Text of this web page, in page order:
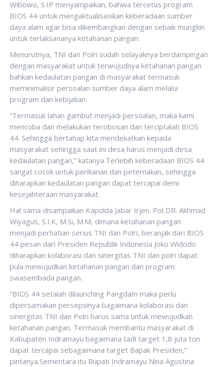
Wibowo, S.IP menyampaikan, bahwa tercetus program
BIOS 44 untuk mengaktualisasikan keberadaan sumber
daya alam agar bisa dikembangkan dengan sebaik mungkin
untuk terlaksananya ketahanan pangan.
Menurutnya, TNI dan Polri sudah selayaknya berdampingan
dengan masyarakat untuk terwujudnya ketahanan pangan
bahkan kedaulatan pangan di masyarakat termasuk
meminimalisir persoalan sumber daya alam melalui
program dan kebijakan.
“Termasuk lahan gambut menjadi persoalan, maka kami
mencoba dan melakukan terobosan dan terciptalah BIOS
44. Sehingga bertahap kita mendekatkan kepada
masyarakat sehingga saat ini desa harus menjadi desa
kedaulatan pangan,” katanya.Terlebih keberadaan BIOS 44
sangat cocok untuk perikanan dan peternakan, sehingga
diharapkan kedaulatan pangan dapat tercapai demi
kesejahteraan masyarakat.
Hal sama disampaikan Kapolda Jabar Irjen. Pol DR. Akhmad
Wiyagus, S.I.K, M.Si, M.M, dimana ketahanan pangan
menjadi perhatian serius TNI dan Polri, beranjak dari BIOS
44 pesan dari Presiden Republik Indonesia Joko Widodo
diharapkan kolaborasi dan sinergitas TNI dan polri dapat
pula mewujudkan ketahanan pangan dan program
swasembada pangan.
“BIOS 44 setalah dilaunching Pangdam maka perlu
dipersamakan persepsinya bagaimana kolaborasi dan
sinergitas TNI dan Polri harus sama untuk mewujudkan
ketahanan pangan. Termasuk membantu masyarakat di
Kabupaten Indramayu bagaimana tadi target 1,8 juta ton
dapat tercapai sebagaimana target Bapak Presiden,”
pintanya.Sementara itu Bupati Indramayu Nina Agustina